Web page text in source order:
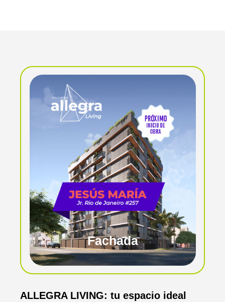
Fachada
ALLEGRA LIVING: tu espacio ideal